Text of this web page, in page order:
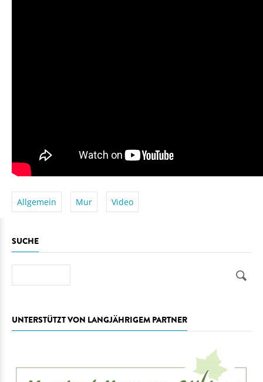
Allgemein Mur Video
SUCHE
UNTERSTÜTZT VON LANGJÄHRIGEM PARTNER